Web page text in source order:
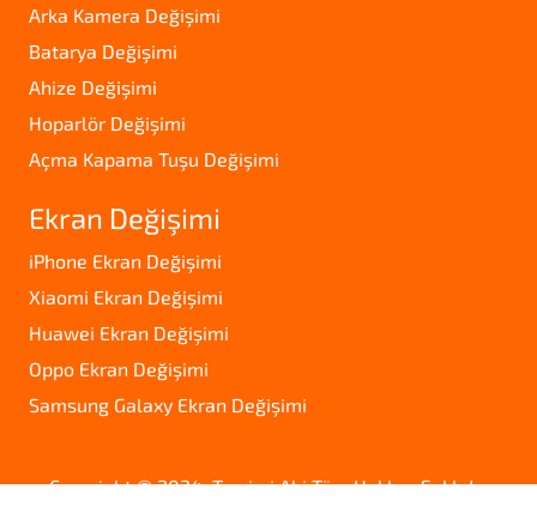
Arka Kamera Değişimi
Batarya Değişimi
Ahize Değişimi
Hoparlör Değişimi
Açma Kapama Tuşu Değişimi
Ekran Değişimi
iPhone Ekran Değişimi
Xiaomi Ekran Değişimi
Huawei Ekran Değişimi
Oppo Ekran Değişimi
Samsung Galaxy Ekran Değişimi
Copyright © 2024. Tamirci Abi Tüm Hakları Saklıdır.